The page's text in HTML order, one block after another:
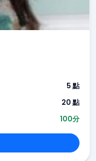
5 點
20 點
100分